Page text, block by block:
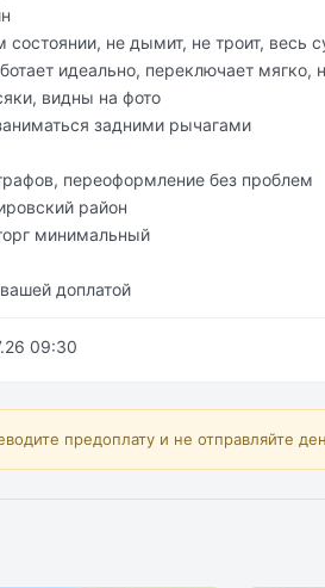
состоянии, не дымит, не троит, весь
идеально, переключает мягко,
видны на фото
задними рычагами
переоформление без проблем
район
минимальный
доплатой
09:30
предоплату и не отправляйте